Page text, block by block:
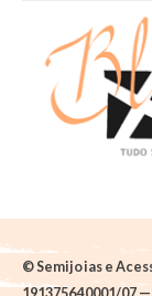
© Semijoias e